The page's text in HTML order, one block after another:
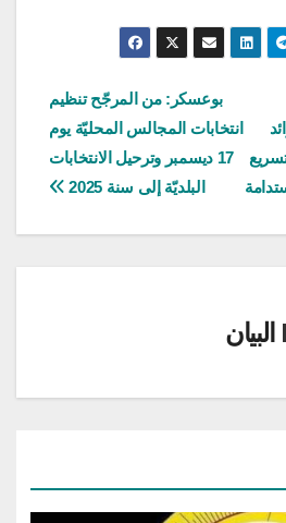
بوعسكر: من المرجّح تنظيم
انتخابات المجالس المحليّة يوم
17 ديسمبر وترحيل الانتخابات
البلديّة إلى سنة 2025
77 زائد
البيان